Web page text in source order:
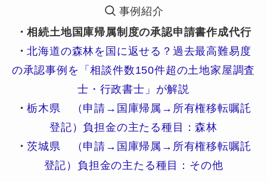
事例紹介
・相続土地国庫帰属制度の承認申請書作成代行
・北海道の森林を国に返せる？過去最高難易度
の承認事例を「相談件数150件超の土地家屋調査
士・行政書士」が解説
・栃木県 （申請→国庫帰属→所有権移転嘱託
登記）負担金の主たる種目：森林
・茨城県 （申請→国庫帰属→所有権移転嘱託
登記）負担金の主たる種目：その他